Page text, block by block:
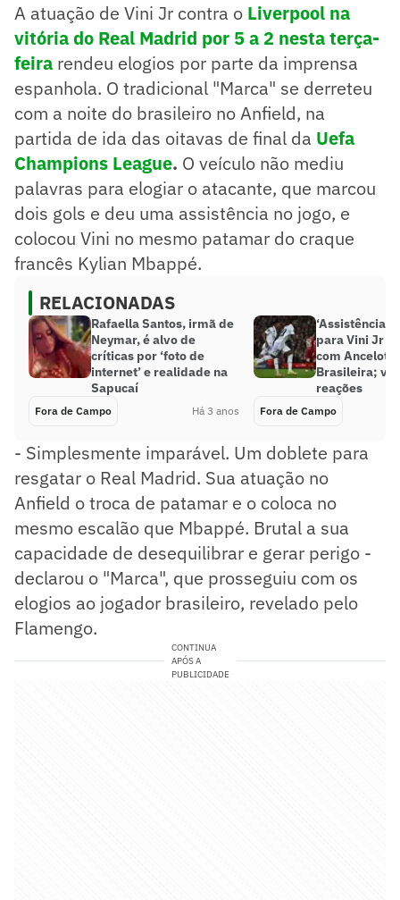
A atuação de Vini Jr contra o Liverpool na
vitória do Real Madrid por 5 a 2 nesta terça-
feira rendeu elogios por parte da imprensa
espanhola. O tradicional "Marca" se derreteu
com a noite do brasileiro no Anfield, na
partida de ida das oitavas de final da Uefa
Champions League. O veículo não mediu
palavras para elogiar o atacante, que marcou
dois gols e deu uma assistência no jogo, e
colocou Vini no mesmo patamar do craque
francês Kylian Mbappé.
RELACIONADAS
Rafaella Santos, irmã de
Neymar, é alvo de
críticas por ‘foto de
internet’ e realidade na
Sapucaí
Fora de Campo Há 3 anos
‘Assistência’
para Vini Jr
com Ancelotti
Brasileira;
reações
Fora de Campo
- Simplesmente imparável. Um doblete para
resgatar o Real Madrid. Sua atuação no
Anfield o troca de patamar e o coloca no
mesmo escalão que Mbappé. Brutal a sua
capacidade de desequilibrar e gerar perigo -
declarou o "Marca", que prosseguiu com os
elogios ao jogador brasileiro, revelado pelo
Flamengo.
CONTINUA
APÓS A
PUBLICIDADE